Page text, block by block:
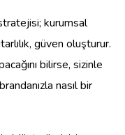
kurumsal
güven oluşturur.
bilirse, sizinle
nasıl bir